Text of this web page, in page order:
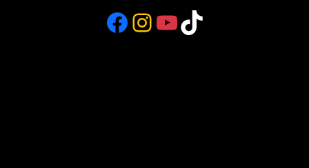
Facebook
Instagram
YouTube
TikTok